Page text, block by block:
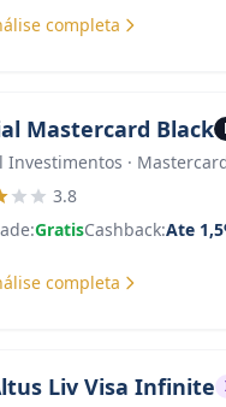
completa
Mastercard Black
Investimentos ·
3.8
GratisCashback:Ate
completa
Liv Visa Infinite